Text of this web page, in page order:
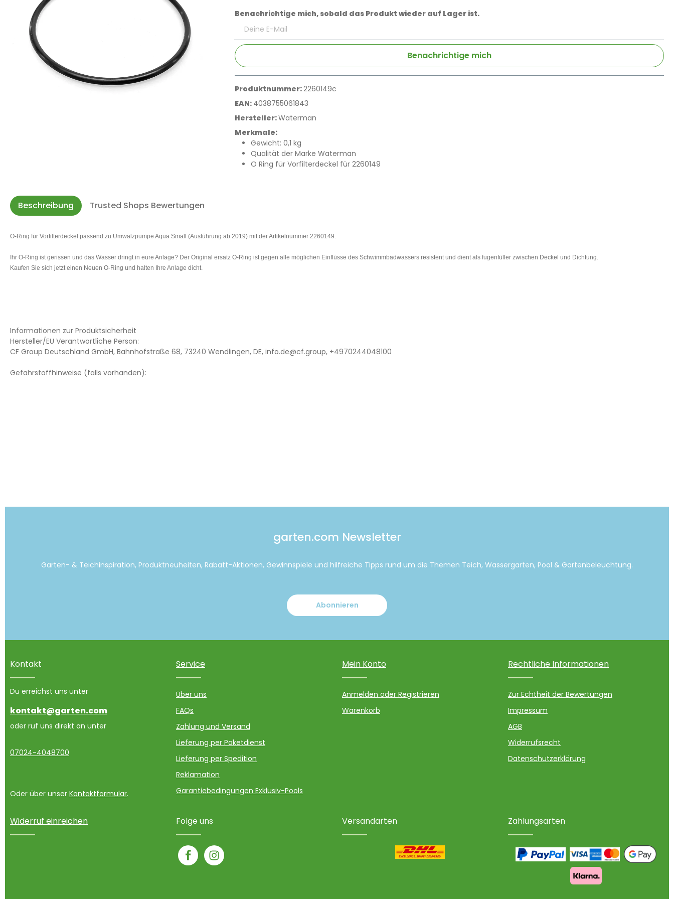
Benachrichtige mich, sobald das Produkt wieder auf Lager ist.
Deine E-Mail
Benachrichtige mich
Produktnummer:2260149c
EAN: 4038755061843
Hersteller:Waterman
Merkmale:
Gewicht: 0,1 kg
Qualität der Marke Waterman
O Ring für Vorfilterdeckel für 2260149
Beschreibung Trusted Shops Bewertungen
O-Ring für Vorfilterdeckel passend zu Umwälzpumpe Aqua Small (Ausführung ab 2019) mit der Artikelnummer 2260149.
Ihr O-Ring ist gerissen und das Wasser dringt in eure Anlage? Der Original ersatz O-Ring ist gegen alle möglichen Einflüsse des Schwimmbadwassers resistent und dient als fugenfüller zwischen Deckel und Dichtung.
Kaufen Sie sich jetzt einen Neuen O-Ring und halten Ihre Anlage dicht.
Informationen zur Produktsicherheit
Hersteller/EU Verantwortliche Person:
CF Group Deutschland GmbH, Bahnhofstraße 68, 73240 Wendlingen, DE, info.de@cf.group, +4970244048100
Gefahrstoffhinweise (falls vorhanden):
garten.com Newsletter
Garten- & Teichinspiration, Produktneuheiten, Rabatt-Aktionen, Gewinnspiele und hilfreiche Tipps rund um die Themen Teich, Wassergarten, Pool & Gartenbeleuchtung.
Abonnieren
Kontakt
Du erreichst uns unter
kontakt@garten.com
oder ruf uns direkt an unter
07024-4048700
Oder über unser Kontaktformular.
Service
Über uns
FAQs
Zahlung und Versand
Lieferung per Paketdienst
Lieferung per Spedition
Reklamation
Garantiebedingungen Exklusiv-Pools
Mein Konto
Anmelden oder Registrieren
Warenkorb
Rechtliche Informationen
Zur Echtheit der Bewertungen
Impressum
AGB
Widerrufsrecht
Datenschutzerklärung
Widerruf einreichen Folge uns Versandarten Zahlungsarten